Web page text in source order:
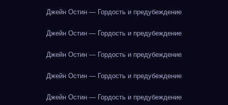
Джейн Остин — Гордость и предубеждение
Джейн Остин — Гордость и предубеждение
Джейн Остин — Гордость и предубеждение
Джейн Остин — Гордость и предубеждение
Джейн Остин — Гордость и предубеждение